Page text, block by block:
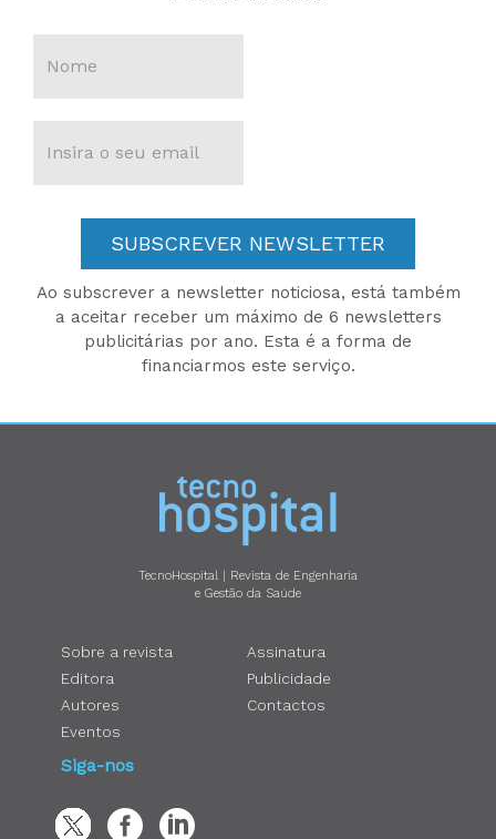
SUBSCREVER NEWSLETTER
Ao subscrever a newsletter noticiosa, está também
a aceitar receber um máximo de 6 newsletters
publicitárias por ano. Esta é a forma de
financiarmos este serviço.
TecnoHospital | Revista de Engenharia
e Gestão da Saúde
Sobre a revista
Editora
Autores
Eventos
Assinatura
Publicidade
Contactos
Siga-nos